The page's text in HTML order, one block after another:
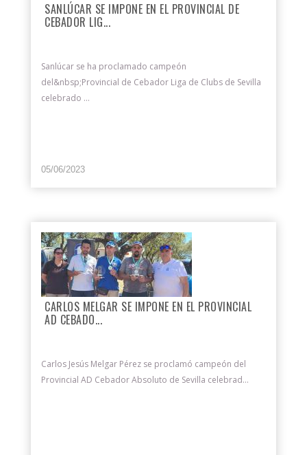
SANLÚCAR SE IMPONE EN EL PROVINCIAL DE
CEBADOR LIG...
Sanlúcar se ha proclamado campeón
del&nbsp;Provincial de Cebador Liga de Clubs de Sevilla
celebrado ...
05/06/2023
CARLOS MELGAR SE IMPONE EN EL PROVINCIAL
AD CEBADO...
Carlos Jesús Melgar Pérez se proclamó campeón del
Provincial AD Cebador Absoluto de Sevilla celebrad...